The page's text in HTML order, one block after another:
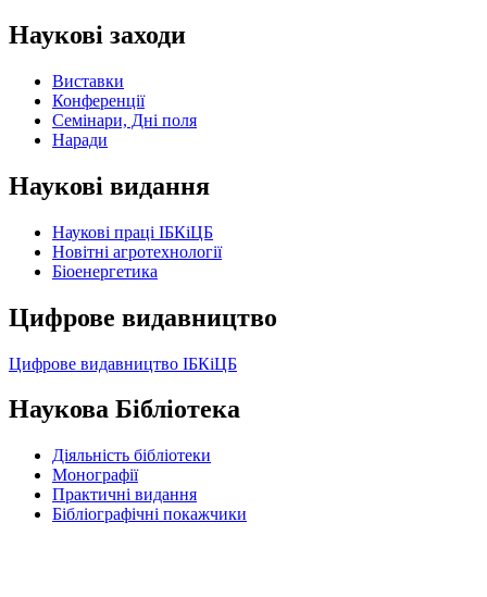
Наукові заходи
Виставки
Конференції
Семінари, Дні поля
Наради
Наукові видання
Наукові праці ІБКіЦБ
Новітні агротехнології
Бiоенергетика
Цифрове видавництво
Цифрове видавництво ІБКіЦБ
Наукова Бібліотека
Діяльність бібліотеки
Монографії
Практичні видання
Бібліографічні покажчики